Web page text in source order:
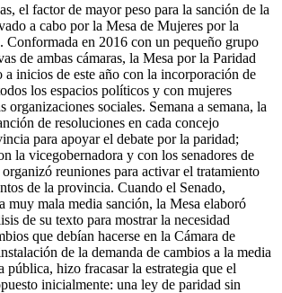
el factor de mayor peso para la sanción de la
a cabo por la Mesa de Mujeres por la
Conformada en 2016 con un pequeño grupo
de ambas cámaras, la Mesa por la Paridad
inicios de este año con la incorporación de
los espacios políticos y con mujeres
organizaciones sociales. Semana a semana, la
de resoluciones en cada concejo
para apoyar el debate por la paridad;
la vicegobernadora y con los senadores de
reuniones para activar el tratamiento
de la provincia. Cuando el Senado,
muy mala media sanción, la Mesa elaboró
de su texto para mostrar la necesidad
que debían hacerse en la Cámara de
de la demanda de cambios a la media
pública, hizo fracasar la estrategia que el
inicialmente: una ley de paridad sin